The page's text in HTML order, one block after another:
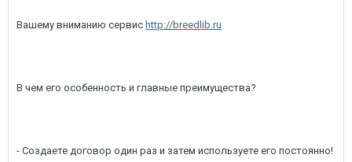
Вашему вниманию сервис http://breedlib.ru
В чем его особенность и главные преимущества?
- Создаете договор один раз и затем используете его постоянно!